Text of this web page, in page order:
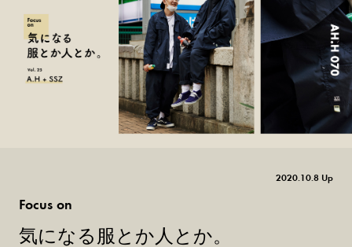
2020.10.8 Up
Focus on
気になる服とか人とか。